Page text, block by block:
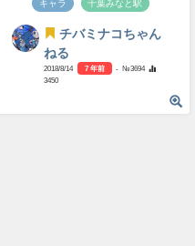
キャラ 千葉みなと駅
チバミナコちゃん
ねる
2018/8/14 7 年前
- №3694
3450